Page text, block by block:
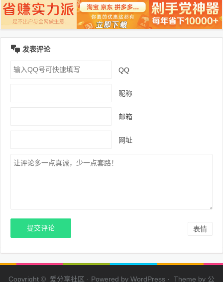
发表评论
QQ
昵称
邮箱
网址
表情
Copyright © 爱分享社区 · Powered by WordPress · Theme by 公